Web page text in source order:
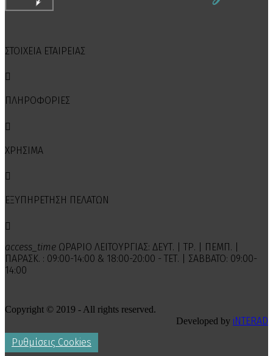
ΣΤΟΙΧΕΙΑ ΕΤΑΙΡΕΙΑΣ

ΠΛΗΡΟΦΟΡΙΕΣ

ΧΡΗΣΙΜΑ

ΕΞΥΠΗΡΕΤΗΣΗ ΠΕΛΑΤΩΝ

access_time ΩΡΑΡΙΟ ΛΕΙΤΟΥΡΓΙΑΣ: ΔΕΥΤ. | ΤΡ. | ΠΕΜΠ. |
ΠΑΡΑΣΚ. : 09:00-14:00 & 18:00-20:00 - ΤΕΤ. | ΣΑΒΒΑΤΟ: 09:00-
14:00
Copyright © 2019 - All rights reserved.
Developed by iNTERAD
Ρυθμίσεις Cookies